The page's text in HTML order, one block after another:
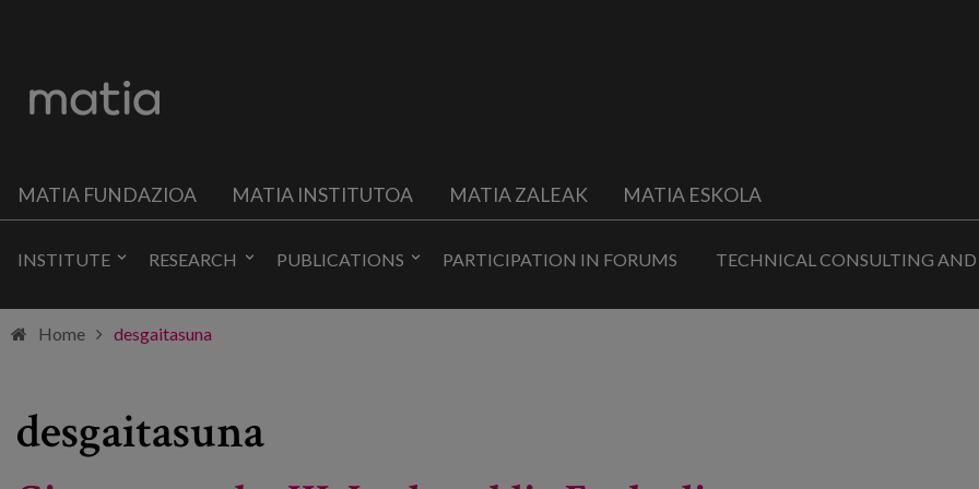
MATIA FUNDAZIOA MATIA INSTITUTOA MATIA ZALEAK MATIA ESKOLA
INSTITUTE RESEARCH PUBLICATIONS PARTICIPATION IN FORUMS TECHNICAL CONSULTING
Home desgaitasuna
desgaitasuna